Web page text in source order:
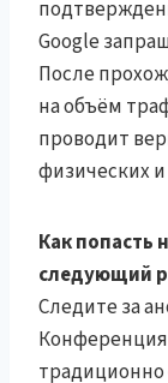
Google
После
на объём
проводит
физических
Как попасть
следующий
Следите за